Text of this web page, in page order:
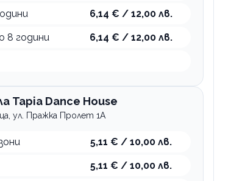
6,14 € / 12,00 лв.
8 години 6,14 € / 12,00 лв.
Tapia Dance House
ул. Пражка Пролет 1А
5,11 € / 10,00 лв.
5,11 € / 10,00 лв.